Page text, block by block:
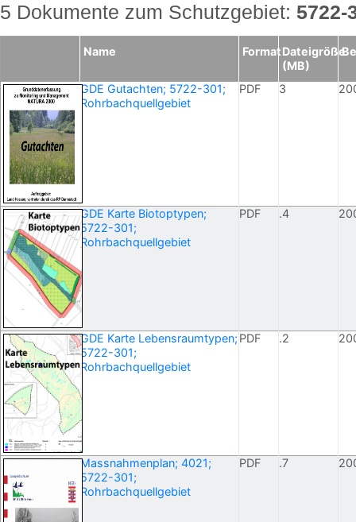
5 Dokumente zum Schutzgebiet: 5722-
Name FormatDateigröße
(MB)
GDE Gutachten; 5722-301;
Rohrbachquellgebiet
PDF 3
GDE Karte Biotoptypen;
5722-301;
Rohrbachquellgebiet
PDF .4
GDE Karte Lebensraumtypen;
5722-301;
Rohrbachquellgebiet
PDF .2
Massnahmenplan; 4021;
5722-301;
Rohrbachquellgebiet
PDF .7